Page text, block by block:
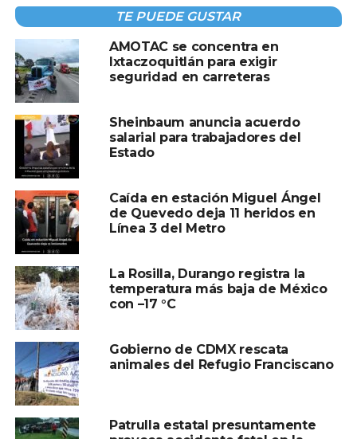
TEMAS RELACIONADOS:
CÁMARA DE DIPUTADOS
NACIONALES
A CONTINUACIÓN
La SHCP presenta la estrategia para
aumentar la recaudación fiscal hasta 14.6%
del PIB en 2025
NO TE PIERDAS
Fernández Noroña abre la puerta para
otorgar una prórroga al INE para las
elecciones judiciales
TE PUEDE GUSTAR
AMOTAC se concentra en
Ixtaczoquitlán para exigir
seguridad en carreteras
Sheinbaum anuncia acuerdo
salarial para trabajadores del
Estado
Caída en estación Miguel Ángel
de Quevedo deja 11 heridos en
Línea 3 del Metro
La Rosilla, Durango registra la
temperatura más baja de México
con –17 °C
Gobierno de CDMX rescata
animales del Refugio Franciscano
Patrulla estatal presuntamente